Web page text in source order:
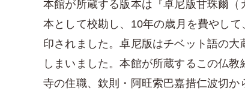
本館が所蔵する版本は『卓尼版甘珠爾
本として校勘し、10年の歳月を費やし
印されました。卓尼版はチベット語の
しまいました。本館が所蔵するこの仏
寺の住職、欽則・阿旺索巴嘉措仁波切